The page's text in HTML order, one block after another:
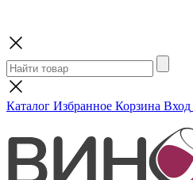
Каталог Избранное Корзина Вход